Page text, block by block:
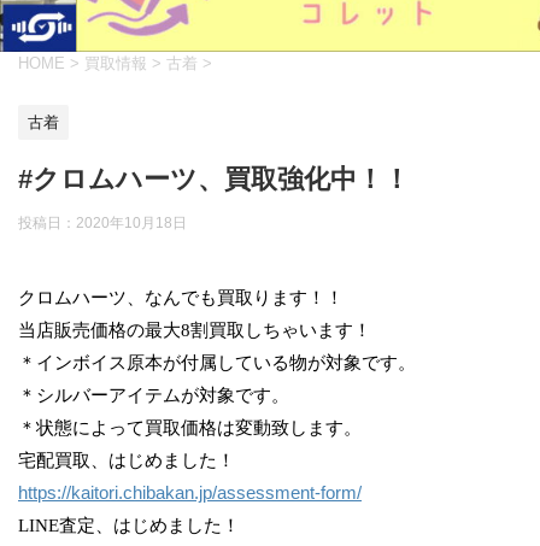
HOME > 買取情報 > 古着 >
古着
#クロムハーツ、買取強化中！！
投稿日： 2020年10月18日
クロムハーツ、なんでも買取ります！！
当店販売価格の最大8割買取しちゃいます！
＊インボイス原本が付属している物が対象です。
＊シルバーアイテムが対象です。
＊状態によって買取価格は変動致します。
宅配買取、はじめました！
https://kaitori.chibakan.jp/assessment-form/
LINE査定、はじめました！